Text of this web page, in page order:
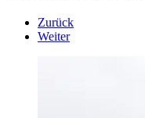
Zurück
Weiter